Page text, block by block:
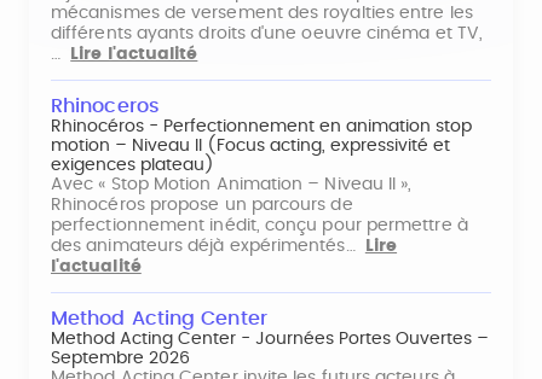
mécanismes de versement des royalties entre les
différents ayants droits d'une oeuvre cinéma et TV,
…
Lire l'actualité
Rhinoceros
Rhinocéros - Perfectionnement en animation stop
motion – Niveau II (Focus acting, expressivité et
exigences plateau)
Avec « Stop Motion Animation – Niveau II »,
Rhinocéros propose un parcours de
perfectionnement inédit, conçu pour permettre à
des animateurs déjà expérimentés…
Lire
l'actualité
Method Acting Center
Method Acting Center - Journées Portes Ouvertes –
Septembre 2026